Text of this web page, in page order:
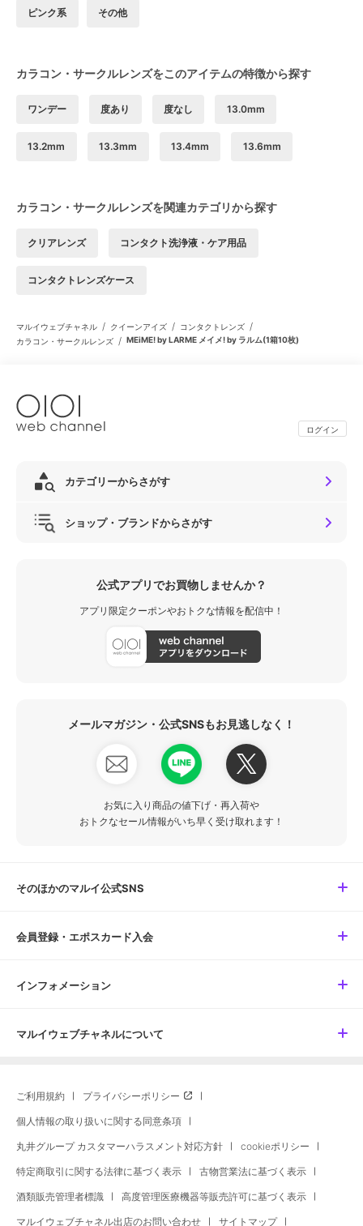
ピンク系 その他
カラコン・サークルレンズをこのアイテムの特徴から探す
ワンデー 度あり 度なし 13.0mm
13.2mm 13.3mm 13.4mm 13.6mm
カラコン・サークルレンズを関連カテゴリから探す
クリアレンズ コンタクト洗浄液・ケア用品
コンタクトレンズケース
マルイウェブチャネル / クイーンアイズ / コンタクトレンズ /
カラコン・サークルレンズ / MEiME! by LARME メイメ! by ラルム(1箱10枚)
ログイン
カテゴリーからさがす
ショップ・ブランドからさがす
公式アプリでお買物しませんか？
アプリ限定クーポンやおトクな情報を配信中！
メールマガジン・公式SNSもお見逃しなく！
お気に入り商品の値下げ・再入荷や
おトクなセール情報がいち早く受け取れます！
そのほかのマルイ公式SNS
会員登録・エポスカード入会
インフォメーション
マルイウェブチャネルについて
ご利用規約 プライバシーポリシー
個人情報の取り扱いに関する同意条項
丸井グループ カスタマーハラスメント対応方針 cookieポリシー
特定商取引に関する法律に基づく表示 古物営業法に基づく表示
酒類販売管理者標識 高度管理医療機器等販売許可に基づく表示
マルイウェブチャネル出店のお問い合わせ サイトマップ